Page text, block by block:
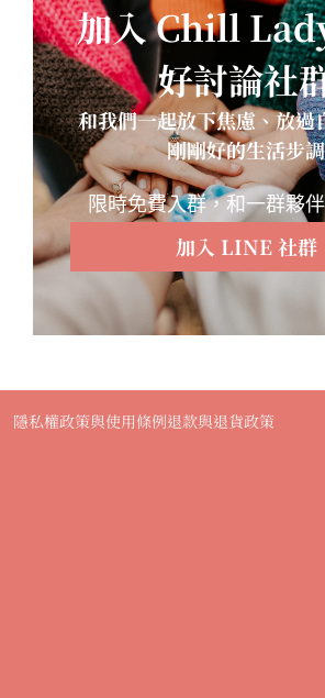
加入 Chill
好討論社
和我們一起放下焦慮、放過
剛剛好的生活步調
限時免費入群，和一群夥
加入 LINE 社群
隱私權政策與使用條例退款與退貨政策